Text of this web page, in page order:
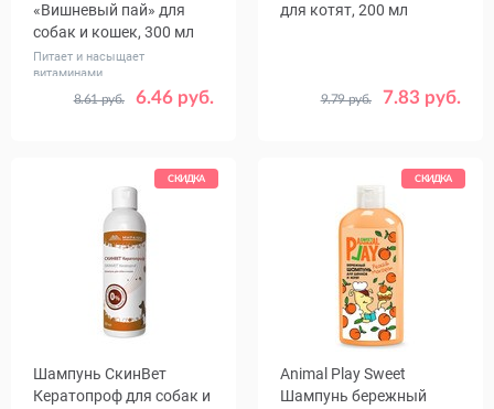
«Вишневый пай» для
собак и кошек, 300 мл
Питает и насыщает
витаминами
6.46 руб.
8.61 руб.
для котят, 200 мл
7.83 руб.
9.79 руб.
СКИДКА
Шампунь СкинВет
Кератопроф для собак и
СКИДКА
Animal Play Sweet
Шампунь бережный